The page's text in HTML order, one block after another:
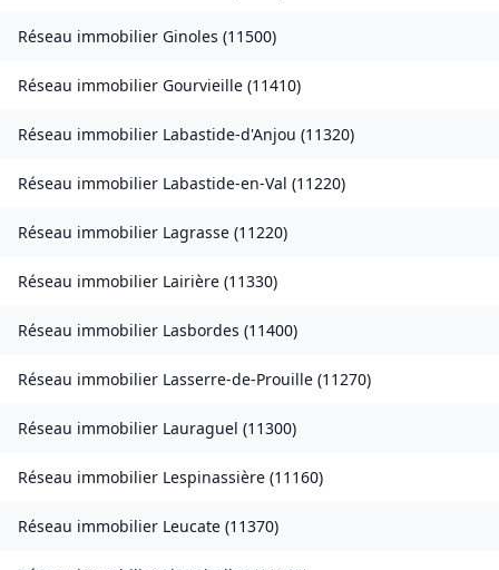
Réseau immobilier Ginoles (11500)
Réseau immobilier Gourvieille (11410)
Réseau immobilier Labastide-d'Anjou (11320)
Réseau immobilier Labastide-en-Val (11220)
Réseau immobilier Lagrasse (11220)
Réseau immobilier Lairière (11330)
Réseau immobilier Lasbordes (11400)
Réseau immobilier Lasserre-de-Prouille (11270)
Réseau immobilier Lauraguel (11300)
Réseau immobilier Lespinassière (11160)
Réseau immobilier Leucate (11370)